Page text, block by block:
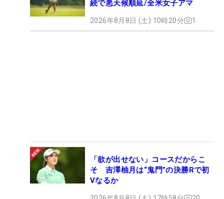
続で悪天候順延/全米女子アマ
2026年8月8日 (土) 10時20分 1
「欲が出せない」コースだからこ
そ 吉澤柚月は“鬼門”の決勝Rで初
Vなるか